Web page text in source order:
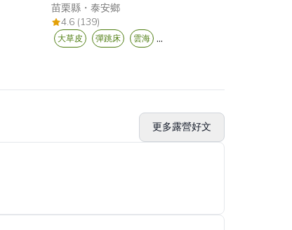
苗栗縣 ・泰安鄉
4.6 (139)
大草皮 彈跳床 雲海 ...
更多露營好文